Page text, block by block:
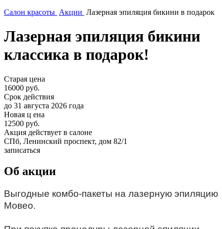
Салон красоты Акции Лазерная эпиляция бикини в подарок
Лазерная эпиляция бикини
классика в подарок!
Старая цена
16000 руб.
Срок действия
до 31 августа 2026 года
Новая ц ена
12500 руб.
Акция действует в салоне
СПб, Ленинский проспект, дом 82/1
записаться
Об акции
Выгодные комбо-пакеты на лазерную эпиляцию
Мовео.